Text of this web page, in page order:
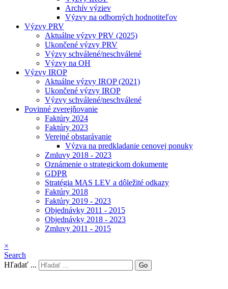
Archív výziev
Výzvy na odborných hodnotiteľov
Výzvy PRV
Aktuálne výzvy PRV (2025)
Ukončené výzvy PRV
Výzvy schválené/neschválené
Výzvy na OH
Výzvy IROP
Aktuálne výzvy IROP (2021)
Ukončené výzvy IROP
Výzvy schválené/neschválené
Povinné zverejňovanie
Faktúry 2024
Faktúry 2023
Verejné obstarávanie
Výzva na predkladanie cenovej ponuky
Zmluvy 2018 - 2023
Oznámenie o strategickom dokumente
GDPR
Stratégia MAS LEV a dôležité odkazy
Faktúry 2018
Faktúry 2019 - 2023
Objednávky 2011 - 2015
Objednávky 2018 - 2023
Zmluvy 2011 - 2015
×
Search
Hľadať ...
Go